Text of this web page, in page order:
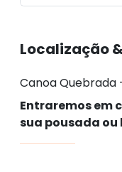
Localização
Canoa Quebrada
Entraremos em
sua pousada ou